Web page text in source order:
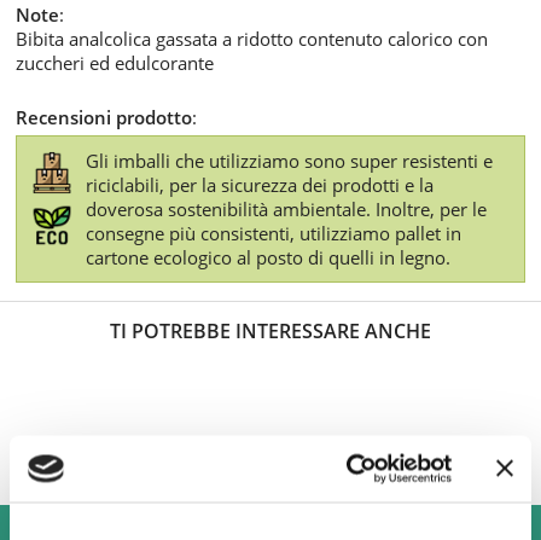
Note:
Bibita analcolica gassata a ridotto contenuto calorico con
zuccheri ed edulcorante
Recensioni prodotto:
Gli imballi che utilizziamo sono super resistenti e
riciclabili, per la sicurezza dei prodotti e la
doverosa sostenibilità ambientale. Inoltre, per le
consegne più consistenti, utilizziamo pallet in
cartone ecologico al posto di quelli in legno.
TI POTREBBE INTERESSARE ANCHE